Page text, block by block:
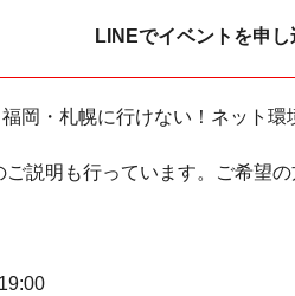
LINEでイベントを申し
岡・札幌に行けない！ネット
説明も行っています。ご希望